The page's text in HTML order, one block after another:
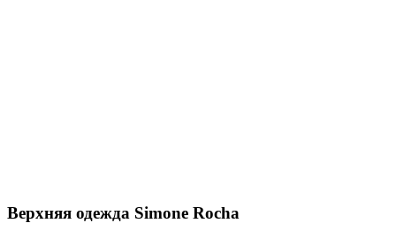
Верхняя одежда Simone Rocha